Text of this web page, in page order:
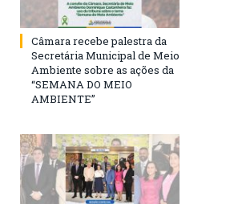
Câmara recebe palestra da
Secretária Municipal de Meio
Ambiente sobre as ações da
“SEMANA DO MEIO
AMBIENTE”